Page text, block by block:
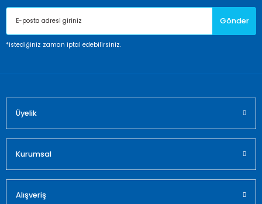
Ürün açıklamasında eksik bilgiler bulunuyor.
Ürün bilgilerinde hatalar bulunuyor.
Gönder
*istediğiniz zaman iptal edebilirsiniz.
Üyelik
Kurumsal
Alışveriş